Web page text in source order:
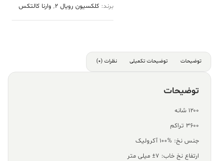
برند: کلکسیون رویال 2 , وارنا کالتکس
توضیحات توضیحات تکمیلی نظرات (0)
توضیحات
۱۲۰۰ شانه
۳۶۰۰ تراکم
جنس نخ: %100 آکرولیک
ارتفاع نخ خاب: ۷± میلی متر